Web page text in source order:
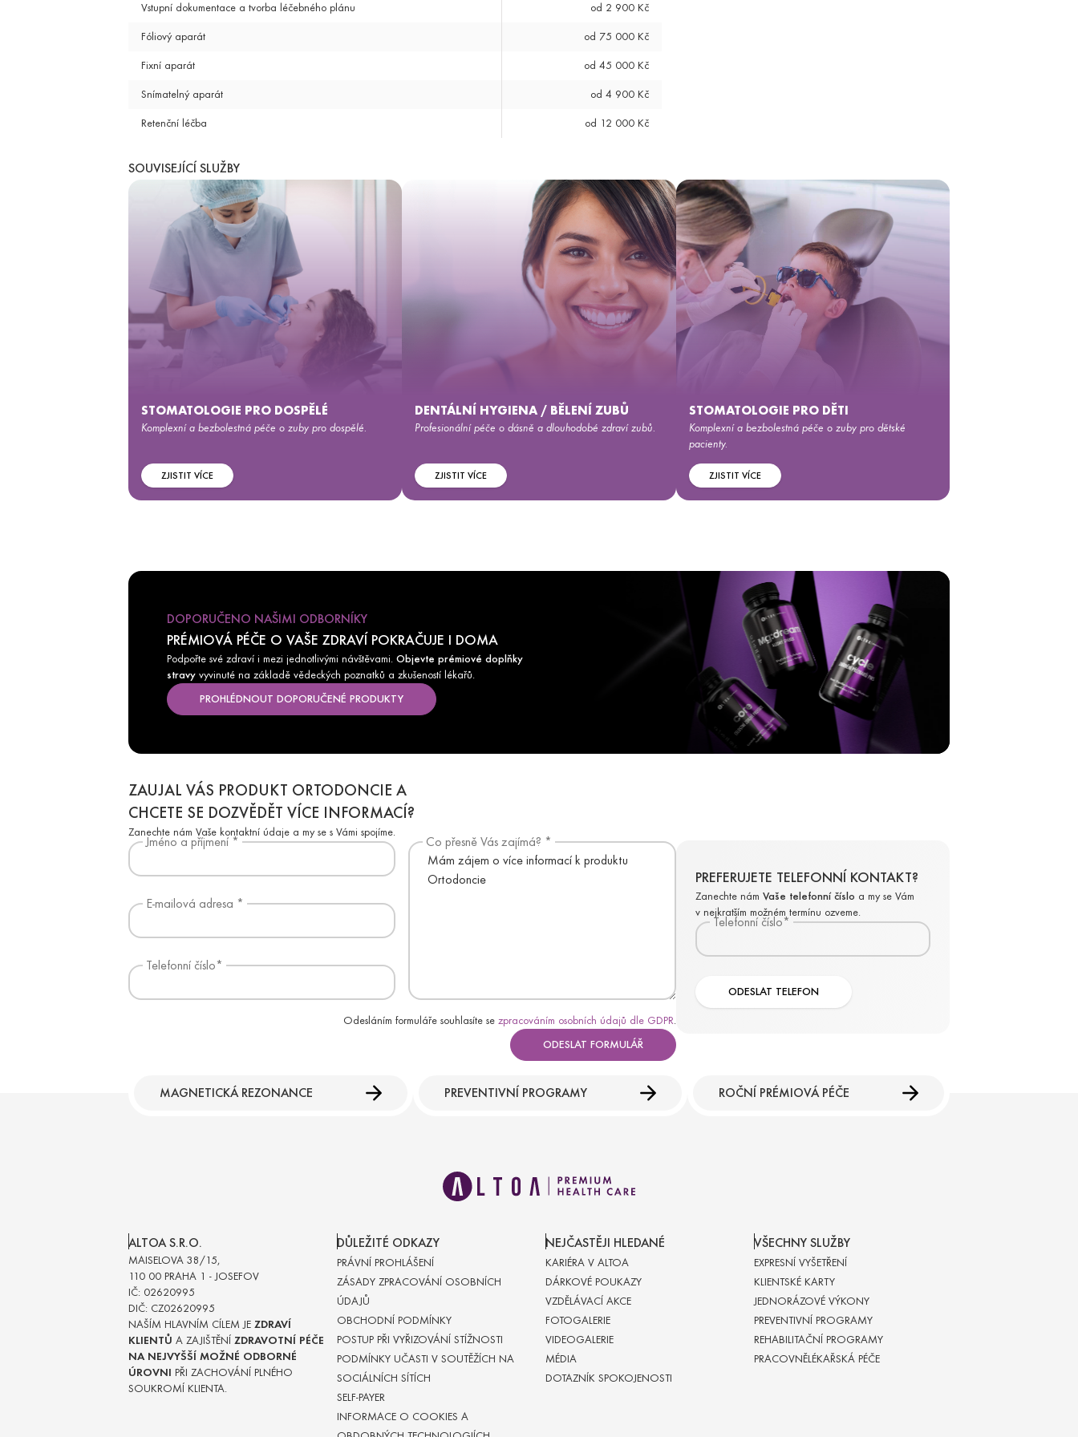
Clicking this link will redirect you to the Altoa Medical Tourism website in the
Vstupní dokumentace a tvorba léčebného plánu od 2 900 Kč
Fóliový aparát od 75 000 Kč
Fixní aparát od 45 000 Kč
Snímatelný aparát od 4 900 Kč
Retenční léčba od 12 000 Kč
SOUVISEJÍCÍ SLUŽBY
STOMATOLOGIE PRO DOSPĚLÉ
Komplexní a bezbolestná péče o zuby pro dospělé.
ZJISTIT VÍCE
DENTÁLNÍ HYGIENA / BĚLENÍ ZUBŮ
Profesionální péče o dásně a dlouhodobé zdraví zubů.
ZJISTIT VÍCE
STOMATOLOGIE PRO DĚTI
Komplexní a bezbolestná péče o zuby pro dětské
pacienty.
ZJISTIT VÍCE
DOPORUČENO NAŠIMI ODBORNÍKY
PRÉMIOVÁ PÉČE O VAŠE ZDRAVÍ POKRAČUJE I DOMA
Podpořte své zdraví i mezi jednotlivými návštěvami. Objevte prémiové doplňky
stravy vyvinuté na základě vědeckých poznatků a zkušeností lékařů.
PROHLÉDNOUT DOPORUČENÉ PRODUKTY
ZAUJAL VÁS PRODUKT ORTODONCIE A
CHCETE SE DOZVĚDĚT VÍCE INFORMACÍ?
Zanechte nám Vaše kontaktní údaje a my se s Vámi spojíme.
Jméno a příjmení * Co přesně Vás zajímá? *
E-mailová adresa *
Telefonní číslo*
Odesláním formuláře souhlasíte se zpracováním osobních údajů dle GDPR.
PREFERUJETE TELEFONNÍ KONTAKT?
Zanechte nám Vaše telefonní číslo a my se Vám
v nejkratším možném termínu ozveme.
Telefonní číslo*
MAGNETICKÁ REZONANCE PREVENTIVNÍ PROGRAMY ROČNÍ PRÉMIOVÁ PÉČE
ALTOA S.R.O.
MAISELOVA 38/15,
110 00 PRAHA 1 - JOSEFOV
IČ: 02620995
DIČ: CZ02620995
NAŠÍM HLAVNÍM CÍLEM JE ZDRAVÍ
KLIENTŮ A ZAJIŠTĚNÍ ZDRAVOTNÍ PÉČE
NA NEJVYŠŠÍ MOŽNÉ ODBORNÉ
ÚROVNI PŘI ZACHOVÁNÍ PLNÉHO
SOUKROMÍ KLIENTA.
DŮLEŽITÉ ODKAZY
PRÁVNÍ PROHLÁŠENÍ
ZÁSADY ZPRACOVÁNÍ OSOBNÍCH
ÚDAJŮ
OBCHODNÍ PODMÍNKY
POSTUP PŘI VYŘIZOVÁNÍ STÍŽNOSTI
PODMÍNKY UČASTI V SOUTĚŽÍCH NA
SOCIÁLNÍCH SÍTÍCH
SELF-PAYER
INFORMACE O COOKIES A
NEJČASTĚJI HLEDANÉ
KARIÉRA V ALTOA
DÁRKOVÉ POUKAZY
VZDĚLÁVACÍ AKCE
FOTOGALERIE
VIDEOGALERIE
MÉDIA
DOTAZNÍK SPOKOJENOSTI
VŠECHNY SLUŽBY
EXPRESNÍ VYŠETŘENÍ
KLIENTSKÉ KARTY
JEDNORÁZOVÉ VÝKONY
PREVENTIVNÍ PROGRAMY
REHABILITAČNÍ PROGRAMY
PRACOVNĚLÉKAŘSKÁ PÉČE